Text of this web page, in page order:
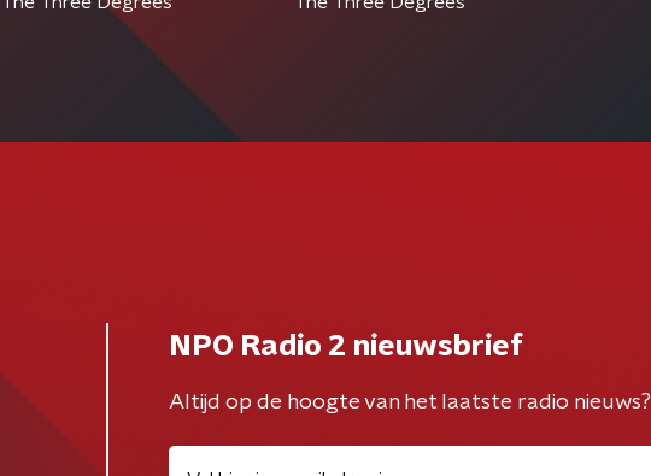
NPO Radio 2 nieuwsbrief
Altijd op de hoogte van het laatste radio nieuws?